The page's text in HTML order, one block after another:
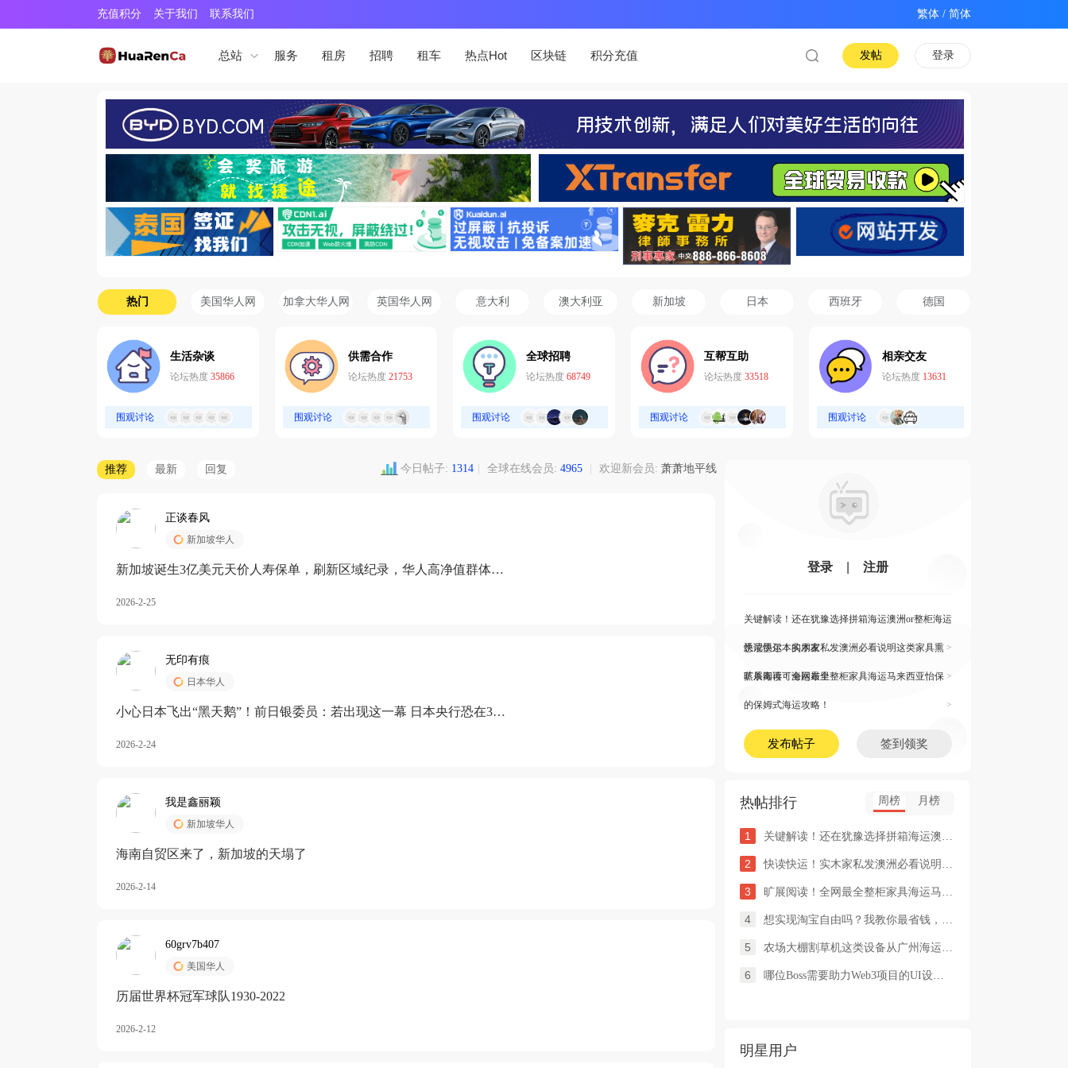
充值积分 关于我们 联系我们 /
总站 服务 租房 招聘 租车 热点Hot 区块链 积分充值 登录
发帖
热门 美国华人网 加拿大华人网 英国华人网 意大利 澳大利亚 新加坡 日本 西班牙 德国
生活杂谈
论坛热度 35866
围观讨论
供需合作
论坛热度 21753
围观讨论
全球招聘
论坛热度 68749
围观讨论
互帮互助
论坛热度 33518
围观讨论
相亲交友
论坛热度 13631
围观讨论
推荐 最新 回复 今日帖子: 1314 全球在线会员: 4965 欢迎新会员: 萧萧地平线
正谈春风
新加坡华人
新加坡诞生3亿美元天价人寿保单，刷新区域纪录，华人高净值群体成
2026-2-25
无印有痕
日本华人
小心日本飞出“黑天鹅”！前日银委员：若出现这一幕 日本央行恐在3月
2026-2-24
我是鑫丽颖
新加坡华人
海南自贸区来了，新加坡的天塌了
2026-2-14
60grv7b407
美国华人
历届世界杯冠军球队1930-2022
2026-2-12
登录 注册
关键解读！还在犹豫选择拼箱海运澳洲or整柜海运
悉尼墨尔本的朋友 >
快读快运！实木家私发澳洲必看说明这类家具熏
蒸杀毒再可海运布里 >
旷展阅读！全网最全整柜家具海运马来西亚怡保
的保姆式海运攻略！ >
发布帖子 签到领奖
热帖排行 周榜 月榜
1 关键解读！还在犹豫选择拼箱海运澳洲or整柜海运悉尼墨尔本的朋友
2 快读快运！实木家私发澳洲必看说明这类家具熏蒸杀毒再可海运布里
3 旷展阅读！全网最全整柜家具海运马来西亚怡保的保姆式海运攻略！
4 想实现淘宝自由吗？我教你最省钱，最方便的方法
5 农场大棚割草机这类设备从广州海运到澳洲堪培拉过海关需要提供什
6 哪位Boss需要助力Web3项目的UI设计，或qian
明星用户